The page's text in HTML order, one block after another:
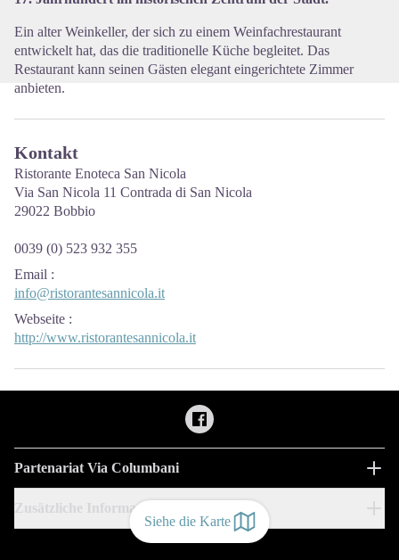
Siehe die Karte
Ein alter Weinkeller, der sich zu einem Weinfachrestaurant
entwickelt hat, das die traditionelle Küche begleitet. Das
Restaurant kann seinen Gästen elegant eingerichtete Zimmer
anbieten.
Kontakt
Ristorante Enoteca San Nicola
Via San Nicola 11 Contrada di San Nicola
29022 Bobbio
0039 (0) 523 932 355
Email :
info@ristorantesannicola.it
Webseite :
http://www.ristorantesannicola.it
Partenariat Via Columbani
Zusätzliche Informationen